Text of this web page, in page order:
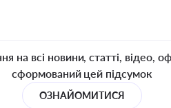
на всі новини, статті, відео,
сформований цей підсумок
ОЗНАЙОМИТИСЯ